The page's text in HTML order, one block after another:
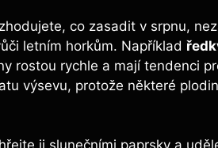
co ⁢zasadit v srpnu,
letním horkům. ‌Například
‌rostou ⁣rychle a mají tendenci
výsevu, protože některé